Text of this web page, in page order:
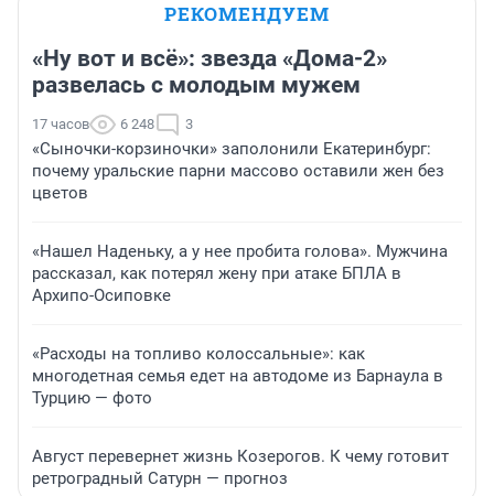
РЕКОМЕНДУЕМ
«Ну вот и всё»: звезда «Дома-2»
развелась с молодым мужем
17 часов 6 248 3
«Сыночки-корзиночки» заполонили Екатеринбург:
почему уральские парни массово оставили жен без
цветов
«Нашел Наденьку, а у нее пробита голова». Мужчина
рассказал, как потерял жену при атаке БПЛА в
Архипо-Осиповке
«Расходы на топливо колоссальные»: как
многодетная семья едет на автодоме из Барнаула в
Турцию — фото
Август перевернет жизнь Козерогов. К чему готовит
ретроградный Сатурн — прогноз